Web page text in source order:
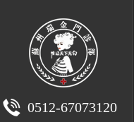
0512-67073120